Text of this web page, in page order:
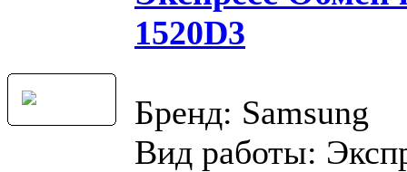
1520D3
Бренд: Samsung
Вид работы: